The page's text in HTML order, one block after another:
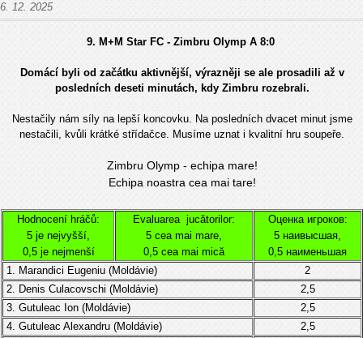
6. 12. 2025
9. M+M Star FC - Zimbru Olymp A 8:0
Domácí byli od začátku aktivnější, výrazněji se ale prosadili až v
posledních deseti minutách, kdy Zimbru rozebrali.
Nestačily nám síly na lepší koncovku. Na posledních dvacet minut jsme
nestačili, kvůli krátké střídačce. Musíme uznat i kvalitní hru soupeře.
Zimbru Olymp - echipa mare!
Echipa noastra cea mai tare!
Hodnocení hráčů:
5 je nejvyšší,
0,5 je nejmenší
Evaluarea jucătorilor:
5 cea mai mare,
0,5 cea mai mică
Оценка игроков:
5 наивысшая,
0,5 наименьшая
1. Marandici Eugeniu (Moldávie)
2
2. Denis Culacovschi (Moldávie)
2,5
3. Gutuleac Ion (Moldávie)
2,5
4. Gutuleac Alexandru (Moldávie)
2,5